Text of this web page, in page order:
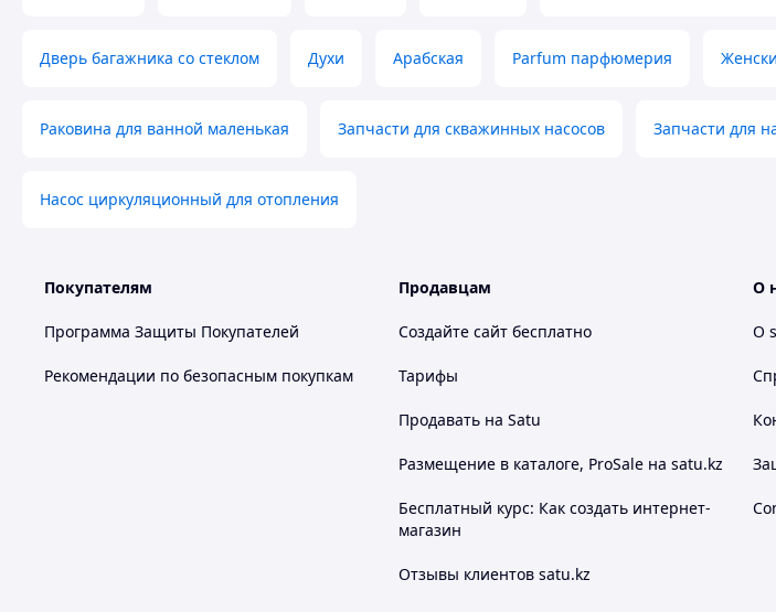
Дверь багажника со стеклом Духи Арабская Parfum парфюмерия
Раковина для ванной маленькая Запчасти для скважинных насосов Запчасти для
Насос циркуляционный для отопления
Покупателям
Программа Защиты Покупателей
Рекомендации по безопасным покупкам
Продавцам
Создайте сайт бесплатно
Тарифы
Продавать на Satu
Размещение в каталоге, ProSale на satu.kz
Бесплатный курс: Как создать интернет-
магазин
Отзывы клиентов satu.kz
О
О